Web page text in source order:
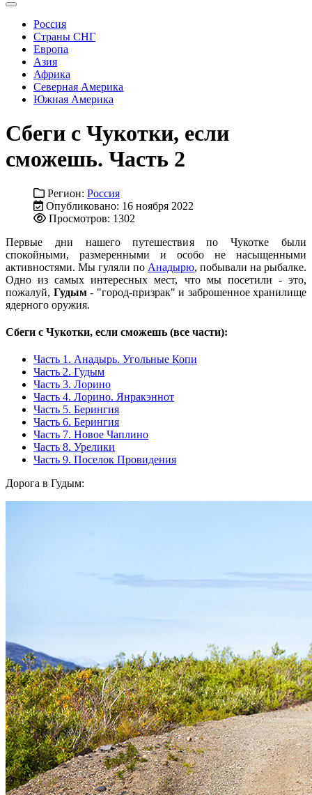
Россия
Страны СНГ
Европа
Азия
Африка
Северная Америка
Южная Америка
Сбеги с Чукотки, если
сможешь. Часть 2
Регион: Россия
Опубликовано: 16 ноября 2022
Просмотров: 1302
Первые дни нашего путешествия по Чукотке были
спокойными, размеренными и особо не насыщенными
активностями. Мы гуляли по Анадырю, побывали на рыбалке.
Одно из самых интересных мест, что мы посетили - это,
пожалуй, Гудым- "город-призрак" и заброшенное хранилище
ядерного оружия.
Сбеги с Чукотки, если сможешь (все части):
Часть 1. Анадырь. Угольные Копи
Часть 2. Гудым
Часть 3. Лорино
Часть 4. Лорино. Янракэннот
Часть 5. Берингия
Часть 6. Берингия
Часть 7. Новое Чаплино
Часть 8. Урелики
Часть 9. Поселок Провидения
Дорога в Гудым: